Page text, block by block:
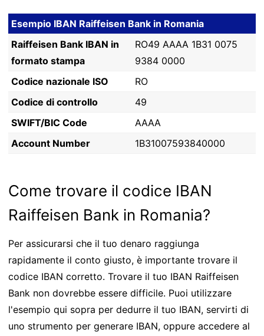
Esempio IBAN Raiffeisen Bank in Romania
Raiffeisen Bank IBAN in
formato stampa
RO49 AAAA 1B31 0075
9384 0000
Codice nazionale ISO
RO
Codice di controllo
49
SWIFT/BIC Code
AAAA
Account Number
1B31007593840000
Come trovare il codice IBAN
Raiffeisen Bank in Romania?
Per assicurarsi che il tuo denaro raggiunga
rapidamente il conto giusto, è importante trovare il
codice IBAN corretto. Trovare il tuo IBAN Raiffeisen
Bank non dovrebbe essere difficile. Puoi utilizzare
l'esempio qui sopra per dedurre il tuo IBAN, servirti di
uno strumento per generare IBAN, oppure accedere al